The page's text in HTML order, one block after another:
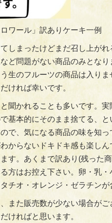
ワール」訳ありケーキ一例
しまったけどまだ召し上が
ど問題がない商品のみとな
生のフルーツの商品は入り
ければ幸いです。
聞かれることも多いです。
基本的にそのまま捨てる、
で、気になる商品の味を知
からないドキドキ感も楽し
す。あくまで訳あり(残った
方はお控え下さい。卵・乳
チオ・オレンジ・ゼラチンが
また販売数が少ない場合が
ければと思います。